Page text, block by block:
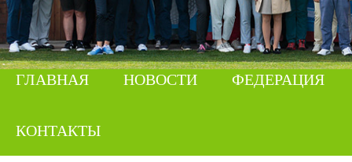
ГЛАВНАЯ НОВОСТИ ФЕДЕРАЦИЯ
КОНТАКТЫ